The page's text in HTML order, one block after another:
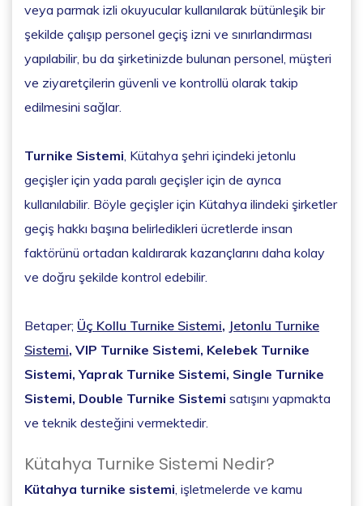
veya parmak izli okuyucular kullanılarak bütünleşik bir
şekilde çalışıp personel geçiş izni ve sınırlandırması
yapılabilir, bu da şirketinizde bulunan personel, müşteri
ve ziyaretçilerin güvenli ve kontrollü olarak takip
edilmesini sağlar.
Turnike Sistemi , Kütahya şehri içindeki jetonlu
geçişler için yada paralı geçişler için de ayrıca
kullanılabilir. Böyle geçişler için Kütahya ilindeki şirketler
geçiş hakkı başına belirledikleri ücretlerde insan
faktörünü ortadan kaldırarak kazançlarını daha kolay
ve doğru şekilde kontrol edebilir.
Betaper; Üç Kollu Turnike Sistemi, Jetonlu Turnike
Sistemi, VIP Turnike Sistemi, Kelebek Turnike
Sistemi, Yaprak Turnike Sistemi, Single Turnike
Sistemi, Double Turnike Sistemi satışını yapmakta
ve teknik desteğini vermektedir.
Kütahya Turnike Sistemi Nedir?
Kütahya turnike sistemi , işletmelerde ve kamu